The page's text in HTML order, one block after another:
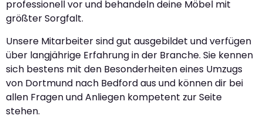
professionell vor und behandeln deine Möbel mit
größter Sorgfalt.
Unsere Mitarbeiter sind gut ausgebildet und verfügen
über langjährige Erfahrung in der Branche. Sie kennen
sich bestens mit den Besonderheiten eines Umzugs
von Dortmund nach Bedford aus und können dir bei
allen Fragen und Anliegen kompetent zur Seite
stehen.